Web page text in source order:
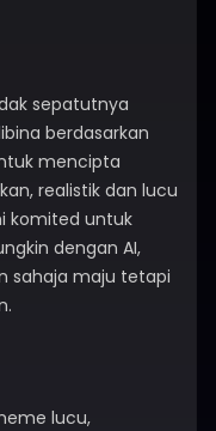
sepatutnya
berdasarkan
mencipta
realistik dan lucu
komited untuk
dengan AI,
sahaja maju tetapi
lucu,